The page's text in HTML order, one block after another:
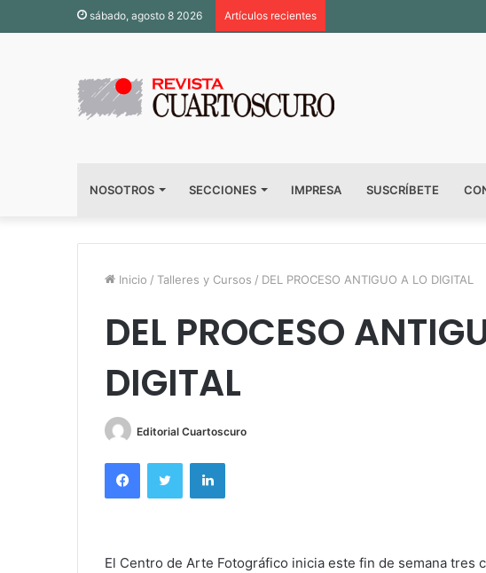
sábado, agosto 8 2026 Artículos recientes
NOSOTROS SECCIONES IMPRESA SUSCRÍBETE
Inicio / Talleres y Cursos / DEL PROCESO ANTIGUO A LO DIGITAL
DEL PROCESO
DIGITAL
Editorial Cuartoscuro
FacebookTwitter LinkedIn
El Centro de Arte Fotográfico inicia este fin de semana tres